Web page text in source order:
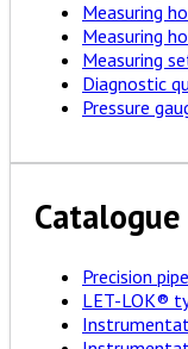
Measuring
Measuring
Measuring
Diagnostic
Pressure
Catalogue
Precision
LET-LOK®